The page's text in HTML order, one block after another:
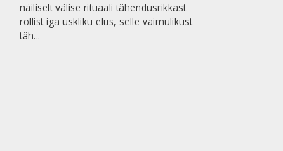
näiliselt välise rituaali tähendusrikkast
rollist iga uskliku elus, selle vaimulikust
täh...